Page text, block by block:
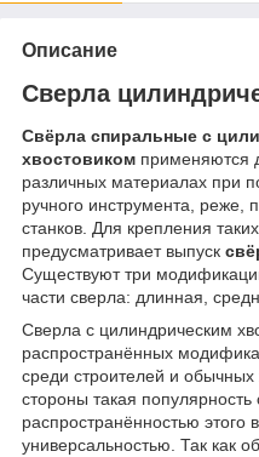
Описание
Сверла
Свёрла спиральные с
хвостовиком применяются
различных материалах при
ручного инструмента,
станков. Для крепления
предусматривает выпуск
Существуют три
части сверла: длинная,
Сверла с цилиндрическим
распространённых
среди строителей и обычных
стороны такая
распространённостью этого
универсальностью. Так как